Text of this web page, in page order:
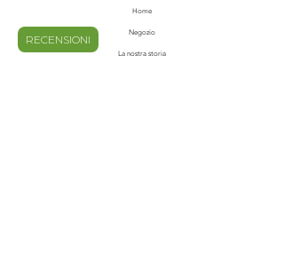
Home
Negozio
La nostra storia
RECENSIONI